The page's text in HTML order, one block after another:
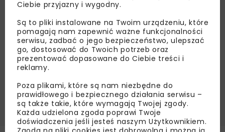
RETENCJA
WODY OPADOWE
ZAGOSPODAROWANIE WODY
Ciebie przyjazny i wygodny.
Są to pliki instalowane na Twoim urządzeniu, które
pomagają nam zapewnić ważne funkcjonalności
serwisu, zadbać o jego bezpieczeństwo, ulepszać
go, dostosować do Twoich potrzeb oraz
prezentować dopasowane do Ciebie treści i
reklamy.
Poza plikami, które są nam niezbędne do
prawidłowego i bezpiecznego działania serwisu –
są także takie, które wymagają Twojej zgody.
Każda udzielona zgoda poprawi Twoje
doświadczenia jeśli jesteś naszym Użytkownikiem.